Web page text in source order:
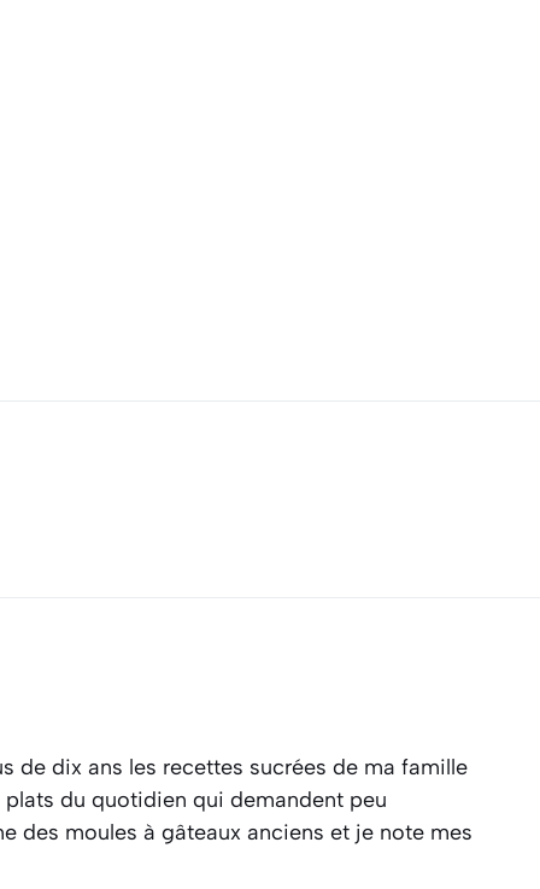
de dix ans les recettes sucrées de ma famille
du quotidien qui demandent peu
des moules à gâteaux anciens et je note mes